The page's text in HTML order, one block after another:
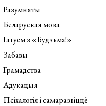
Разумняты
Беларуская мова
Гатуем з «Будзьма!»
Забавы
Грамадства
Адукацыя
Псіхалогія і самаразвіццё